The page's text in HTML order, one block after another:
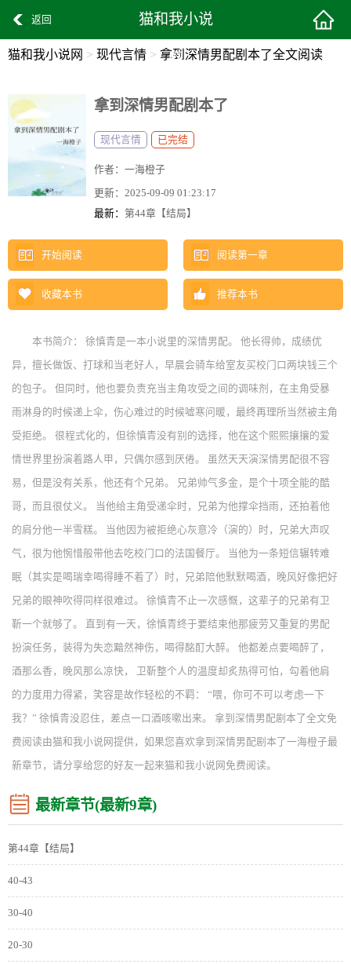
返回 猫和我小说
网
猫和我小说网 > 现代言情 > 拿到深情男配剧本了全文阅读
拿到深情男配剧本了
现代言情 已完结
作者： 一海橙子
更新： 2025-09-09 01:23:17
最新： 第44章【结局】
开始阅读 阅读第一章
收藏本书 推荐本书
本书简介： 徐慎青是一本小说里的深情男配。 他长得帅，成绩优
异，擅长做饭、打球和当老好人，早晨会骑车给室友买校门口两块钱三个
的包子。 但同时，他也要负责充当主角攻受之间的调味剂，在主角受暴
雨淋身的时候递上伞，伤心难过的时候嘘寒问暖，最终再理所当然被主角
受拒绝。 很程式化的，但徐慎青没有别的选择，他在这个熙熙攘攘的爱
情世界里扮演着路人甲，只偶尔感到厌倦。 虽然天天演深情男配很不容
易，但是没有关系，他还有个兄弟。 兄弟帅气多金，是个十项全能的酷
哥，而且很仗义。 当他给主角受递伞时，兄弟为他撑伞挡雨，还拍着他
的肩分他一半雪糕。 当他因为被拒绝心灰意冷（演的）时，兄弟大声叹
气，很为他惋惜般带他去吃校门口的法国餐厅。 当他为一条短信辗转难
眠（其实是喝瑞幸喝得睡不着了）时，兄弟陪他默默喝酒，晚风好像把好
兄弟的眼神吹得同样很难过。 徐慎青不止一次感慨，这辈子的兄弟有卫
靳一个就够了。 直到有一天，徐慎青终于要结束他那疲劳又重复的男配
扮演任务，装得为失恋黯然神伤，喝得酩酊大醉。 他都差点要喝醉了，
酒那么香，晚风那么凉快， 卫靳整个人的温度却炙热得可怕，勾着他肩
的力度用力得紧，笑容是故作轻松的不羁： “喂，你可不可以考虑一下
我？” 徐慎青没忍住，差点一口酒咳嗽出来。 拿到深情男配剧本了全文免
费阅读由猫和我小说网提供，如果您喜欢拿到深情男配剧本了一海橙子最
新章节，请分享给您的好友一起来猫和我小说网免费阅读。
最新章节(最新9章)
第44章【结局】
40-43
30-40
20-30